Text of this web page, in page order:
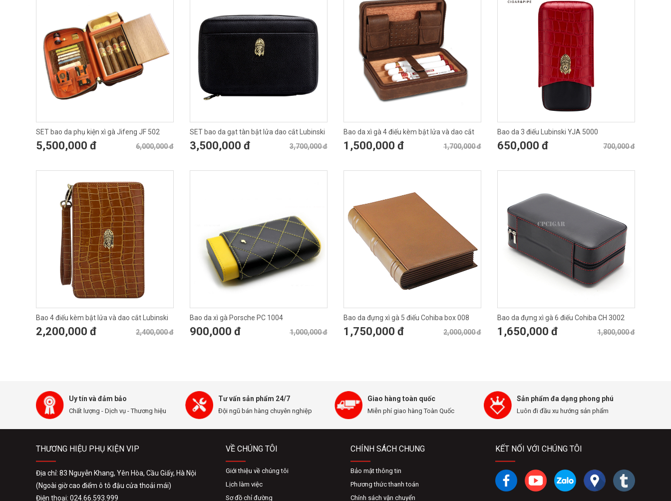
SET bao da phụ kiện xì gà Jifeng JF 502
6,000,000 đ
5,500,000 đ
SET bao da gạt tàn bật lửa dao cắt Lubinski
3,700,000 đ
3,500,000 đ
Bao da xì gà 4 điếu kèm bật lửa và dao cắt
T116
1,700,000 đ
1,500,000 đ
Bao da 3 điếu Lubinski YJA 5000
700,000 đ
650,000 đ
Bao 4 điếu kèm bật lửa và dao cắt Lubinski
2,400,000 đ
2,200,000 đ
Bao da xì gà Porsche PC 1004
1,000,000 đ
900,000 đ
Bao da đựng xì gà 5 điếu Cohiba box 008
2,000,000 đ
1,750,000 đ
Bao da đựng xì gà 6 điếu Cohiba CH 3002
1,800,000 đ
1,650,000 đ
Uy tín và đảm bảo
Chất lượng - Dịch vụ - Thương hiệu
Tư vấn sản phẩm 24/7
Đội ngũ bán hàng chuyên nghiệp
Giao hàng toàn quốc
Miễn phí giao hàng Toàn Quốc
Sản phẩm đa dạng phong phú
Luôn đi đầu xu hướng sản phẩm
KẾT NỐI VỚI CHÚNG TÔI
THƯƠNG HIỆU PHỤ KIỆN VIP
Địa chỉ: 83 Nguyễn Khang, Yên Hòa, Cầu Giấy, Hà Nội
(Ngoài giờ cao điểm ô tô đậu cửa thoải mái)
Điện thoại: 024.66.593.999
VỀ CHÚNG TÔI
Giới thiệu về chúng tôi
Lịch làm việc
Sơ đồ chỉ đường
CHÍNH SÁCH CHUNG
Bảo mật thông tin
Phương thức thanh toán
Chính sách vận chuyển